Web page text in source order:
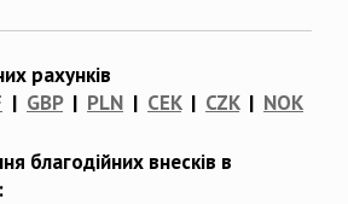
рахунків
| GBP| PLN | CEK| CZK| NOK
благодійних внесків в